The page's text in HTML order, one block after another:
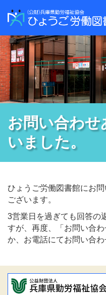
お問い合わ
いました。
ひょうご労働図書館にお
ございます。
3営業日を過ぎても回答の
すが、再度、「お問い合
か、お電話にてお問い合わ